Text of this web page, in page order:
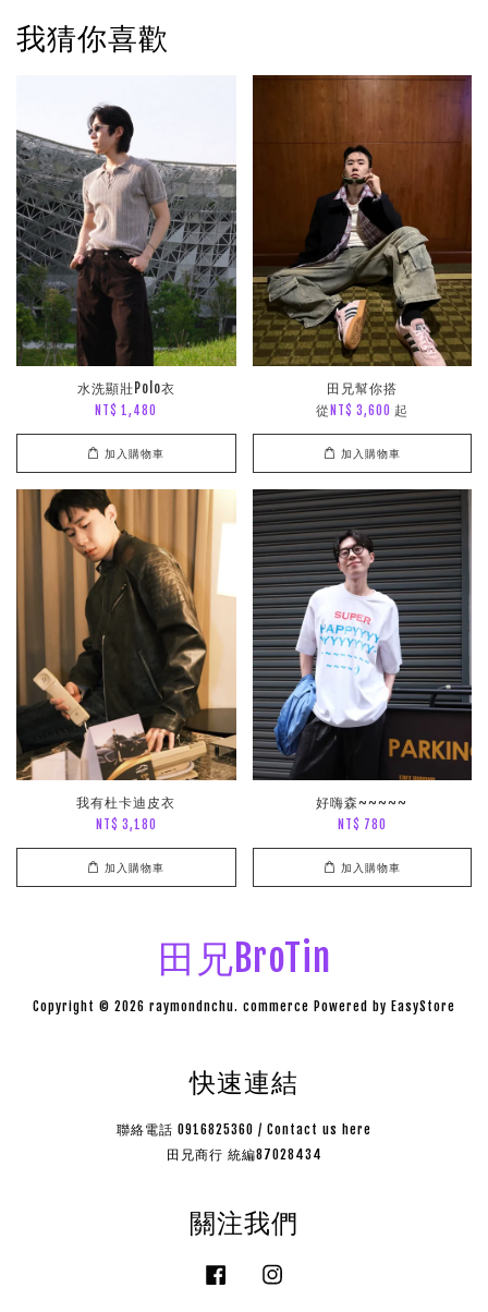
我猜你喜歡
水洗顯壯Polo衣
NT$ 1,480
加入購物車
田兄幫你搭
從 NT$ 3,600 起
加入購物車
我有杜卡迪皮衣
NT$ 3,180
加入購物車
好嗨森~~~~~
NT$ 780
加入購物車
田兄BroTin
Copyright © 2026 raymondnchu. commerce Powered by EasyStore
快速連結
聯絡電話 0916825360 / Contact us here
田兄商行 統編87028434
關注我們
Facebook